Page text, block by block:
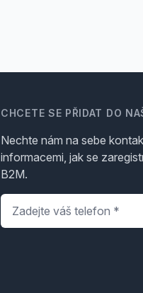
CHCETE SE PŘIDAT DO
Nechte nám na sebe
informacemi, jak se
B2M.
Telefon